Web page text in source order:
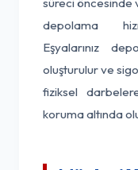
depolama
Eşyalarınız
oluşturulur ve
fiziksel
koruma altında